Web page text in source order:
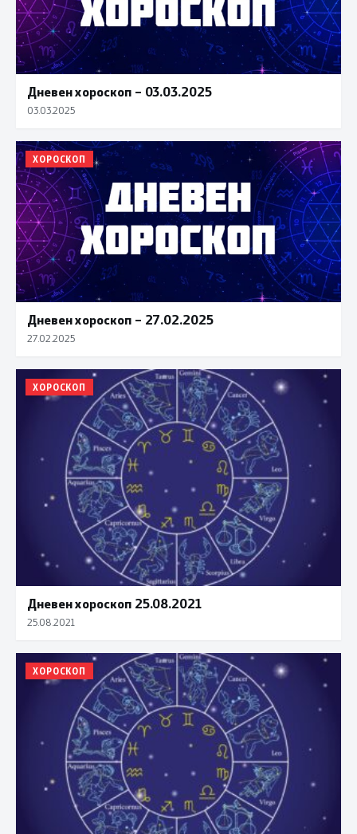
Дневен хороскоп – 03.03.2025
03.03.2025
ХОРОСКОП
Дневен хороскоп – 27.02.2025
27.02.2025
ХОРОСКОП
Дневен хороскоп 25.08.2021
25.08.2021
ХОРОСКОП